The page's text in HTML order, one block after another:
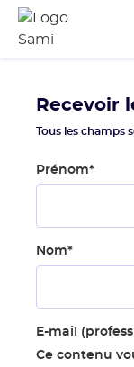
Recevoir
Tous les champs
Prénom*
Nom*
E-mail
Ce contenu